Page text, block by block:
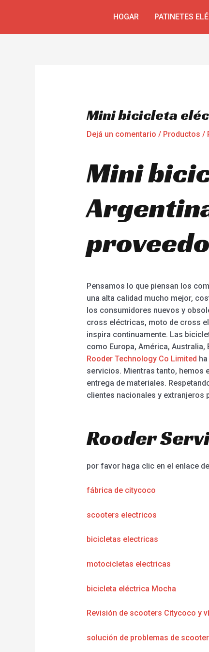
HOGAR PATINETES
Mini bicicleta
Dejá un comentario / Productos /
Mini
Pensamos lo que piensan los
una alta calidad mucho mejor,
los consumidores nuevos y
cross eléctricas, moto de cross
inspira continuamente. Las
como Europa, América,
Rooder Technology Co Limited
servicios. Mientras tanto, hemos
entrega de materiales.
clientes nacionales y extranjeros
Rooder
por favor haga clic en el enlace
fábrica de citycoco
scooters electricos
bicicletas electricas
motocicletas electricas
bicicleta eléctrica Mocha
Revisión de scooters Citycoco y
solución de problemas de